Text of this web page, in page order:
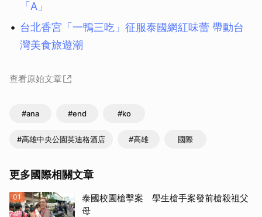
「A」
台北香宮「一鴨三吃」征服泰國網紅味蕾 帶動台
灣美食旅遊潮
查看原始文章
#ana #end #ko
#高雄中央公園英迪格酒店 #高雄 國際
更多國際相關文章
01
泰國校園槍擊案 學生槍手案發前槍殺祖父
母